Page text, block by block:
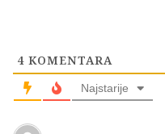
4 KOMENTARA
Najstarije